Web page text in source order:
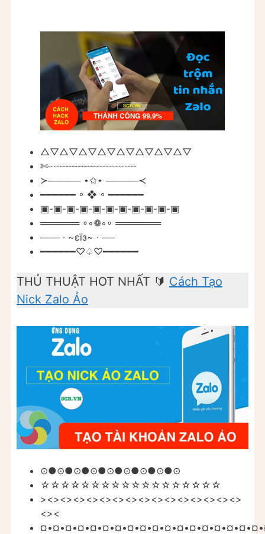
△▽△▽△▽△▽△▽△▽△▽△▽
✄┈┈┈┈┈┈┈┈┈┈┈┈┈┈┈
≻───── ⋆✩⋆ ─────≺
━━━━━━ ◦ ❖ ◦ ━━━━━━
▣-▣-▣-▣-▣-▣-▣-▣-▣-▣-▣
══════ ∘◦❁◦∘ ═══════
─── ∙ ~εïз~ ∙ ──
━━━━━━♡♤♡━━━━━━
THỦ THUẬT HOT NHẤT 🔰 Cách Tạo
Nick Zalo Ảo
⊙●⊙●⊙●⊙●⊙●⊙●⊙●⊙●⊙
☆☆☆☆☆☆☆☆☆☆☆☆☆☆☆☆☆☆
><><><><><><><><><><><><><><><>
<><